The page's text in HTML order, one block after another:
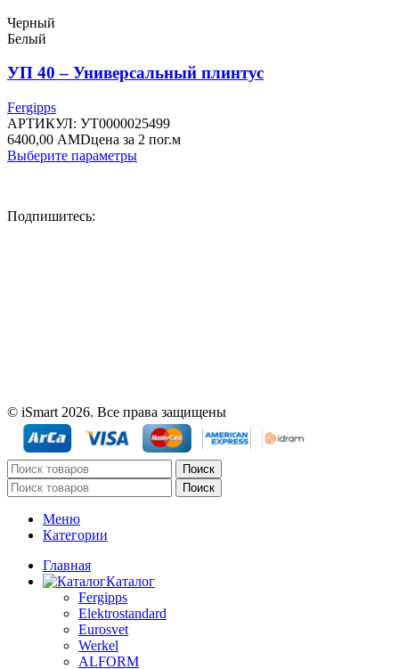
Черный
Белый
УП 40 – Универсальный плинтус
Fergipps
АРТИКУЛ: УТ0000025499
6400,00 AMDцена за 2 пог.м
Выберите параметрыЭтот
Подпишитесь:
© iSmart 2026. Все права защищены
Поиск
Поиск
Меню
Категории
Главная
Каталог
Fergipps
Elektrostandard
Eurosvet
Werkel
ALFORM